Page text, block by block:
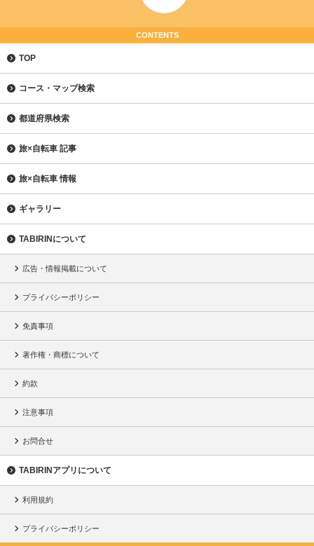
CONTENTS
TOP
コース・マップ検索
都道府県検索
旅×自転車 記事
旅×自転車 情報
ギャラリー
TABIRINについて
広告・情報掲載について
プライバシーポリシー
免責事項
著作権・商標について
約款
注意事項
お問合せ
TABIRINアプリについて
利用規約
プライバシーポリシー